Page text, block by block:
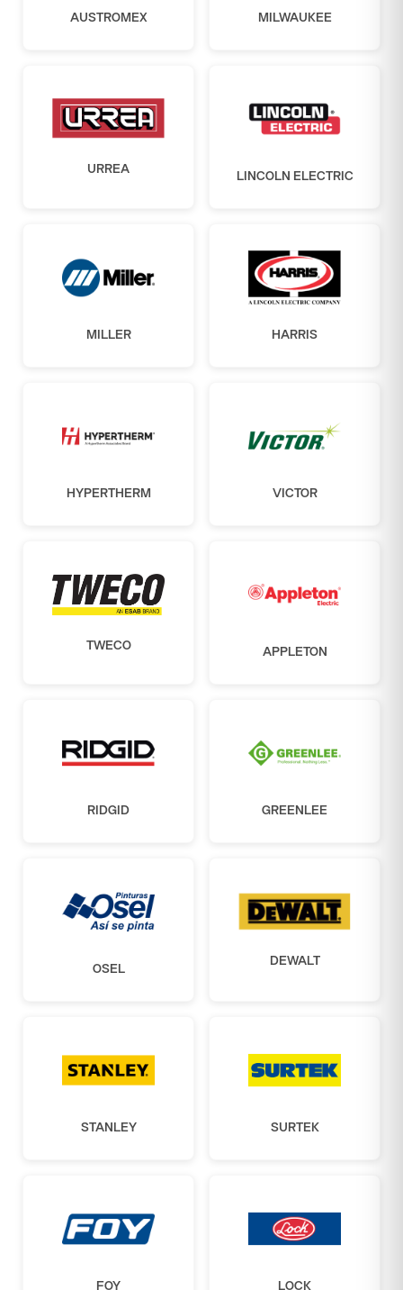
AUSTROMEX MILWAUKEE
URREA LINCOLN ELECTRIC
MILLER HARRIS
HYPERTHERM VICTOR
TWECO APPLETON
RIDGID GREENLEE
OSEL
DEWALT
STANLEY SURTEK
FOY LOCK